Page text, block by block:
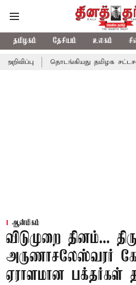
தமிழகம் தேசியம் உலகம்
தொடங்கியது தமிழக சட்டசபை
ஆன்மிகம்
விடுமுறை தினம்...
அருணாசலேஸ்வரர்
ஏராளமான பக்தர்கள்